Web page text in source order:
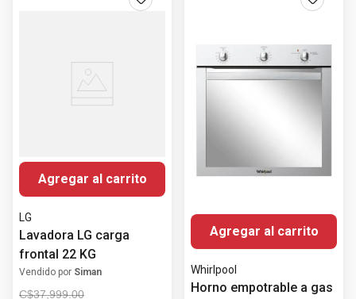
Agregar al carrito
LG
Lavadora LG carga
frontal 22 KG
Vendido por Siman
C$37,999.00
Agregar al carrito
Whirlpool
Horno empotrable a gas